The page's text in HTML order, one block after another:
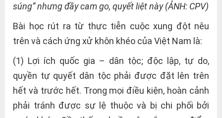
súng” nhưng đầy cam go, quyết liệt này (ẢNH: CPV)
Bài học rút ra từ thực tiễn cuộc xung đột nêu
trên và cách ứng xử khôn khéo của Việt Nam là:
(1) Lợi ích quốc gia – dân tộc; độc lập, tự do,
quyền tự quyết dân tộc phải được đặt lên trên
hết và trước hết. Trong mọi điều kiện, hoàn cảnh
phải tránh được sự lệ thuộc và bị chi phối bởi